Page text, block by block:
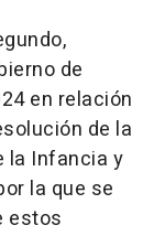
de
en relación
de la
la Infancia y
la que se
estos